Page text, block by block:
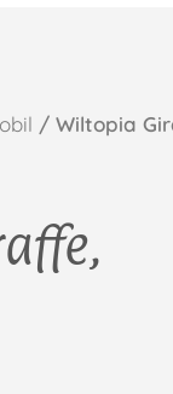
/ Wiltopia